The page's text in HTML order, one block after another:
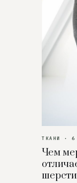
ТКАНИ · 6
Чем
шерсти